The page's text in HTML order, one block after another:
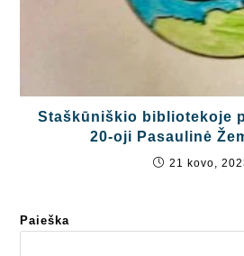
Staškūniškio bibliotekoje
20-oji Pasaulinė
21 kovo,
Paieška